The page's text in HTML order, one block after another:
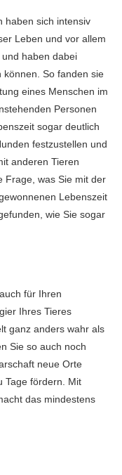
haben sich intensiv
Leben und vor allem
haben dabei
können. So fanden sie
eines Menschen im
Personen
sogar deutlich
festzustellen und
anderen Tieren
Frage, was Sie mit der
Lebenszeit
wie Sie sogar
für Ihren
Ihres Tieres
ganz anders wahr als
Sie so auch noch
neue Orte
Tage fördern. Mit
das mindestens